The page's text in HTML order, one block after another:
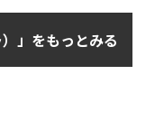
」をもっとみる